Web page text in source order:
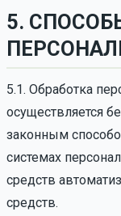
5.
5.1. Обработка
осуществляется
законным
системах
средств
средств.